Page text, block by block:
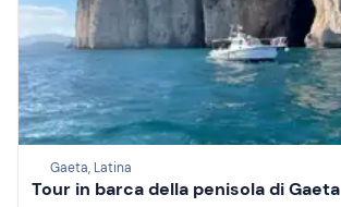
Gaeta, Latina
Tour in barca della penisola di Gaeta